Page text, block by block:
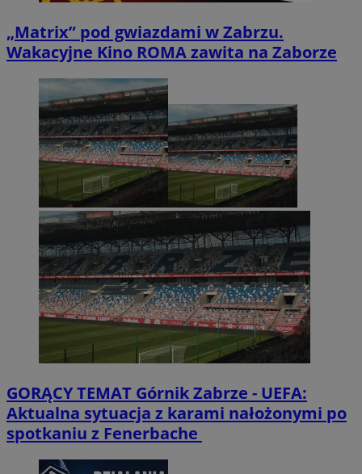
„Matrix” pod gwiazdami w Zabrzu.
Wakacyjne Kino ROMA zawita na Zaborze
GORĄCY TEMAT Górnik Zabrze - UEFA:
Aktualna sytuacja z karami nałożonymi po
spotkaniu z Fenerbache